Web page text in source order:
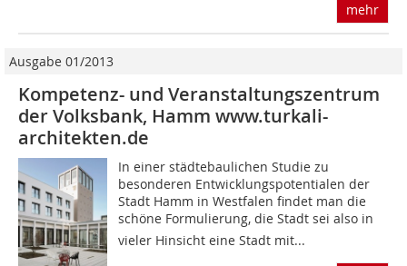
mehr
Ausgabe 01/2013
Kompetenz- und Veranstaltungszentrum
der Volksbank, Hamm www.turkali-
architekten.de
In einer städtebaulichen Studie zu
besonderen Entwicklungspotentialen der
Stadt Hamm in Westfalen findet man die
schöne Formulierung, die Stadt sei also in
vieler Hinsicht eine Stadt mit...